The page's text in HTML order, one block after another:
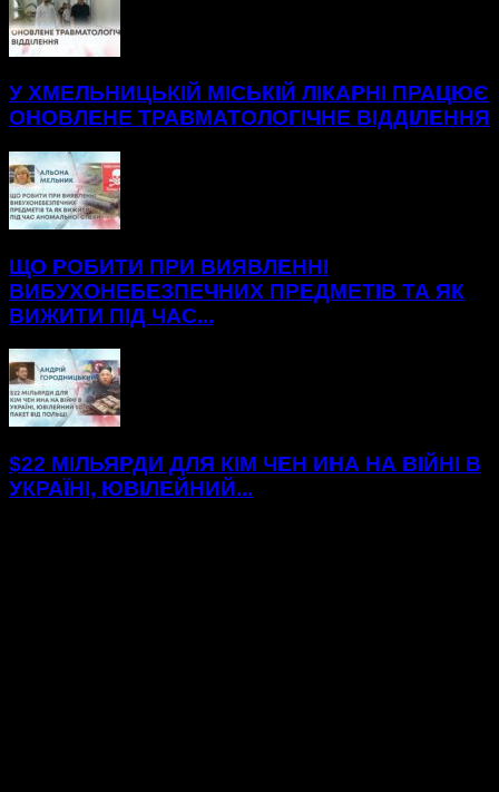
У ХМЕЛЬНИЦЬКІЙ МІСЬКІЙ ЛІКАРНІ ПРАЦЮЄ
ОНОВЛЕНЕ ТРАВМАТОЛОГІЧНЕ ВІДДІЛЕННЯ
ЩО РОБИТИ ПРИ ВИЯВЛЕННІ
ВИБУХОНЕБЕЗПЕЧНИХ ПРЕДМЕТІВ ТА ЯК
ВИЖИТИ ПІД ЧАС...
$22 МІЛЬЯРДИ ДЛЯ КІМ ЧЕН ИНА НА ВІЙНІ В
УКРАЇНІ, ЮВІЛЕЙНИЙ...